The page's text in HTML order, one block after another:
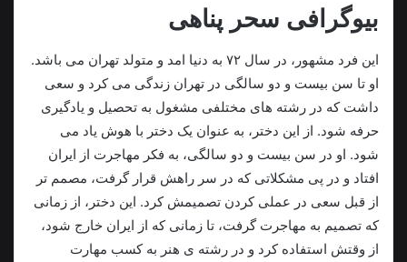
بیوگرافی سحر پناهی
این فرد مشهور، در سال ۷۲ به دنیا امد و متولد تهران می باشد.
او تا سن بیست و دو سالگی در تهران زندگی می کرد و سعی
داشت که در رشته های مختلفی مشغول به تحصیل و یادگیری
حرفه شود. از این دختر، به عنوان یک دختر با هوش یاد می
شود. او در سن بیست و دو سالگی، به فکر مهاجرت از ایران
افتاد و در پی مشکلاتی که در سر راهش قرار گرفت، مصمم تر
از قبل سعی در عملی کردن تصمیمش کرد. این دختر، از زمانی
که تصمیم به مهاجرت گرفت، تا زمانی که از ایران خارج شود،
از وقتش استفاده کرد و در رشته ی هنر به کسب مهارت